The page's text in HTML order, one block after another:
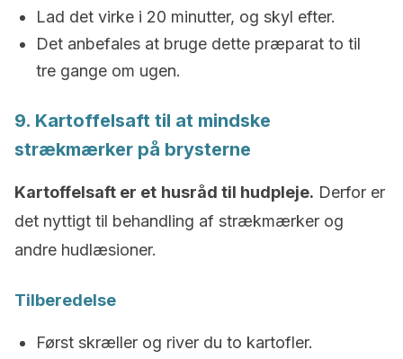
Lad det virke i 20 minutter, og skyl efter.
Det anbefales at bruge dette præparat to til
tre gange om ugen.
9. Kartoffelsaft til at mindske
strækmærker på brysterne
Kartoffelsaft er et husråd til hudpleje. Derfor er
det nyttigt til behandling af strækmærker og
andre hudlæsioner.
Tilberedelse
Først skræller og river du to kartofler.